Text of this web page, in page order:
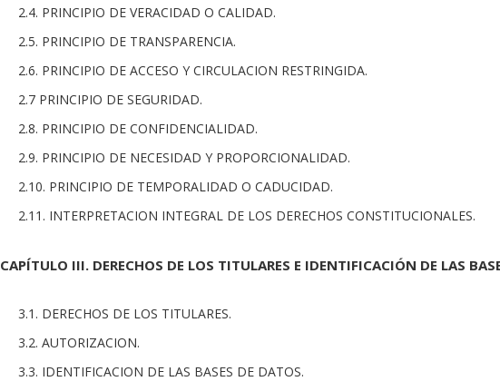
2.4. PRINCIPIO DE VERACIDAD O CALIDAD.
2.5. PRINCIPIO DE TRANSPARENCIA.
2.6. PRINCIPIO DE ACCESO Y CIRCULACION RESTRINGIDA.
2.7 PRINCIPIO DE SEGURIDAD.
2.8. PRINCIPIO DE CONFIDENCIALIDAD.
2.9. PRINCIPIO DE NECESIDAD Y PROPORCIONALIDAD.
2.10. PRINCIPIO DE TEMPORALIDAD O CADUCIDAD.
2.11. INTERPRETACION INTEGRAL DE LOS DERECHOS CONSTITUCIONALES.
CAPÍTULO III. DERECHOS DE LOS TITULARES E IDENTIFICACIÓN DE LAS
3.1. DERECHOS DE LOS TITULARES.
3.2. AUTORIZACION.
3.3. IDENTIFICACION DE LAS BASES DE DATOS.